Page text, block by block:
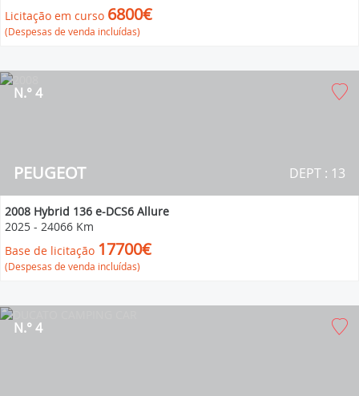
Licitação em curso 6800€
(Despesas de venda incluídas)
PEUGEOT
N.° 4
DEPT : 13
2008 Hybrid 136 e-DCS6 Allure
2025 - 24066 Km
Base de licitação 17700€
(Despesas de venda incluídas)
N.° 4